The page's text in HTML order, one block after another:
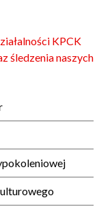
KPCK
śledzenia naszych